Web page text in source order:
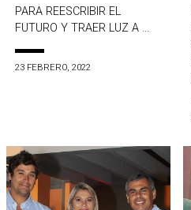
PARA REESCRIBIR EL
FUTURO Y TRAER LUZ A ...
23 FEBRERO, 2022